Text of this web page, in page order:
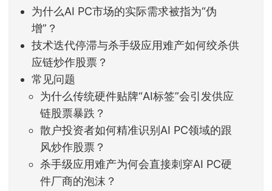
家感受到了春天般的暖风。指数涨了百点，交易额
回暖到2
为什么AI PC市场的实际需求被指为“伪
增”？
技术迭代停滞与杀手级应用难产如何绞杀供
应链炒作股票？
常见问题
为什么传统硬件贴牌“AI标签”会引发供应
链股票暴跌？
散户投资者如何精准识别AI PC领域的跟
风炒作股票？
杀手级应用难产为何会直接刺穿AI PC硬
件厂商的泡沫？